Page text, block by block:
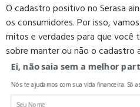
O cadastro positivo no Serasa
os consumidores. Por isso,
mitos e verdades para que você
sobre manter ou não o cadastro
Ter cadastro positivo
aprovado? (Mito)
Ei, não saia sem a melhor
Nós te ajudamos com sua vida financeira. Só